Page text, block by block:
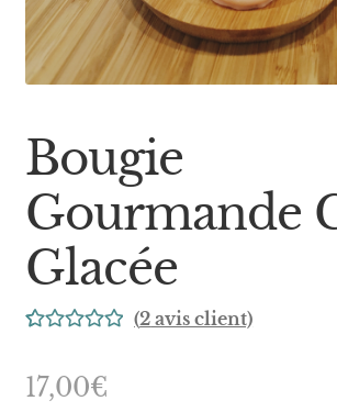
Bougie
Gourmande
Glacée
sur 5 basé sur
notations
(2 avis client)
17,00€